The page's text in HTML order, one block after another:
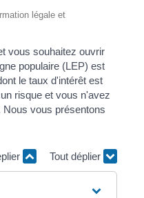
légale et
vous souhaitez ouvrir
populaire (LEP) est
le taux d'intérêt est
risque et vous n'avez
vous présentons
Tout déplier